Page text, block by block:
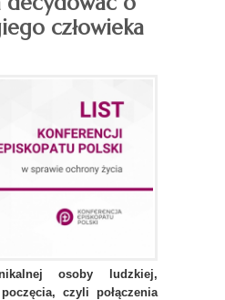
człowieka
osoby ludzkiej,
czyli połączenia